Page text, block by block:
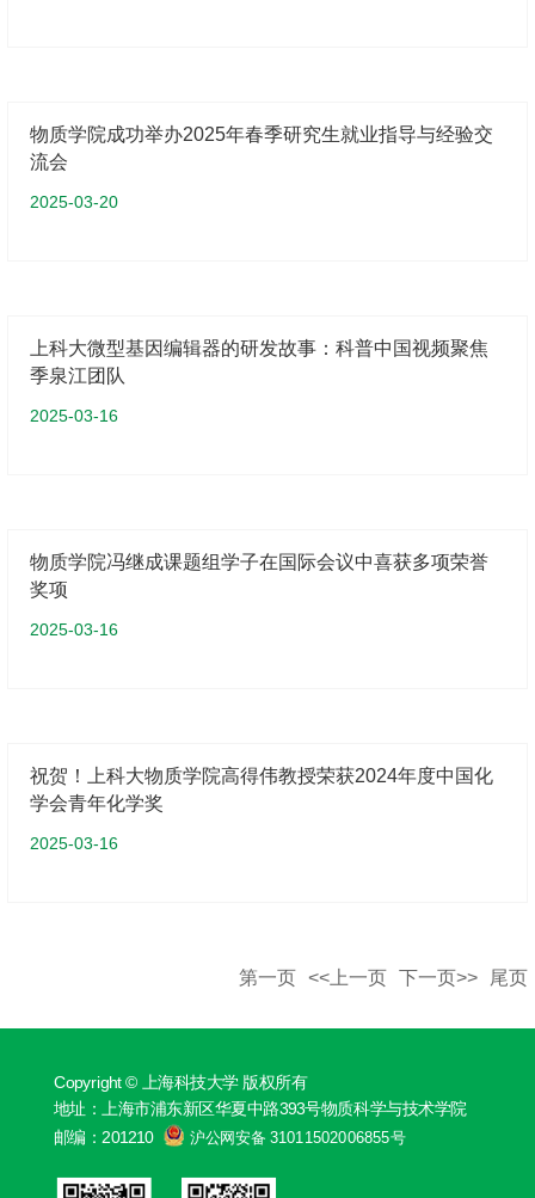
物质学院成功举办2025年春季研究生就业指导与经验交
流会
2025-03-20
上科大微型基因编辑器的研发故事：科普中国视频聚焦
季泉江团队
2025-03-16
物质学院冯继成课题组学子在国际会议中喜获多项荣誉
奖项
2025-03-16
祝贺！上科大物质学院高得伟教授荣获2024年度中国化
学会青年化学奖
2025-03-16
第一页 <<上一页 下一页>> 尾页
Copyright © 上海科技大学 版权所有
地址：上海市浦东新区华夏中路393号物质科学与技术学院
邮编：201210 沪公网安备 31011502006855号